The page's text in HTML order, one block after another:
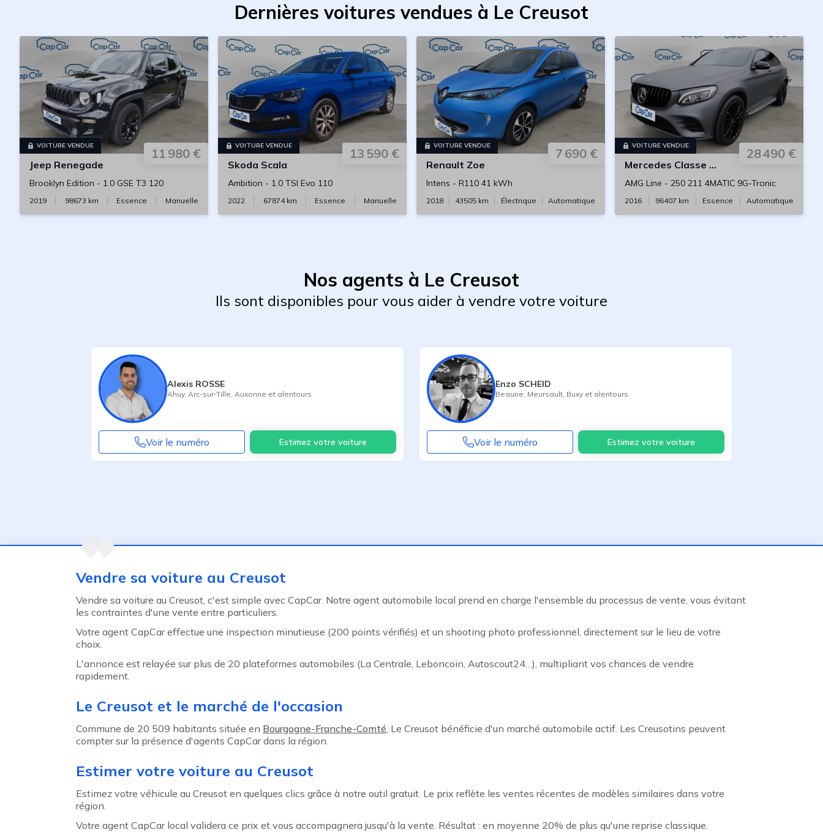
Dernières voitures vendues à Le Creusot
VOITURE VENDUE
11 980 €
Jeep Renegade
Brooklyn Edition - 1.0 GSE T3 120
2019 98673 km Essence Manuelle
VOITURE VENDUE
13 590 €
Skoda Scala
Ambition - 1.0 TSI Evo 110
2022 67874km Essence Manuelle
VOITURE VENDUE
7 690 €
Renault Zoe
Intens - R110 41 kWh
2018 43505 km Électrique Automatique
VOITURE VENDUE
28 490 €
Mercedes Classe GLC Coupe
AMG Line - 250 211 4MATIC 9G-Tronic
2016 96407 km Essence Automatique
Nos agents à Le Creusot
Ils sont disponibles pour vous aider à vendre votre voiture
Alexis ROSSE
Ahuy, Arc-sur-Tille Auxonne et alentours
Voir le numéro Estimez votre voiture
Enzo SCHEID
Beaune Meursault Buxy et alentours
Voir le numéro Estimez votre voiture
Agent précédentVendre sa voiture au Creusot
Vendre sa voiture au Creusot, c'est simple avec CapCar. Notre agent automobile local prend en charge l'ensemble du processus de vente, vous évitant
les contraintes d'une vente entre particuliers.
Votre agent CapCar effectue une inspection minutieuse (200 points vérifiés) et un shooting photo professionnel, directement sur le lieu de votre
choix.
L'annonce est relayée sur plus de 20 plateformes automobiles (La Centrale, Leboncoin, Autoscout24…), multipliant vos chances de vendre
rapidement.
Le Creusot et le marché de l'occasion
Commune de 20 509 habitants située en Bourgogne-Franche-Comté, Le Creusot bénéficie d'un marché automobile actif. Les Creusotins peuvent
compter sur la présence d'agents CapCar dans la région.
Estimer votre voiture au Creusot
Estimez votre véhicule au Creusot en quelques clics grâce à notre outil gratuit. Le prix reflète les ventes récentes de modèles similaires dans votre
région.
Votre agent CapCar local validera ce prix et vous accompagnera jusqu'à la vente. Résultat : en moyenne 20% de plus qu'une reprise classique.